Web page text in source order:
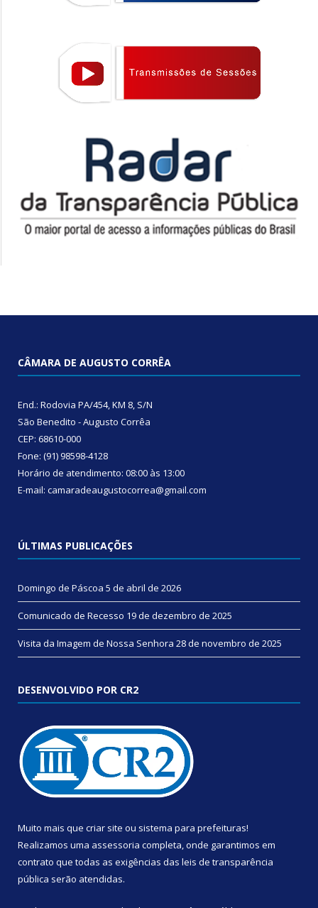
CÂMARA DE AUGUSTO CORRÊA
End.: Rodovia PA/454, KM 8, S/N
São Benedito - Augusto Corrêa
CEP: 68610-000
Fone: (91) 98598-4128
Horário de atendimento: 08:00 às 13:00
E-mail: camaradeaugustocorrea@gmail.com
ÚLTIMAS PUBLICAÇÕES
Domingo de Páscoa 5 de abril de 2026
Comunicado de Recesso 19 de dezembro de 2025
Visita da Imagem de Nossa Senhora 28 de novembro de 2025
DESENVOLVIDO POR CR2
Muito mais que criar site ou sistema para prefeituras!
Realizamos uma assessoria completa, onde garantimos em
contrato que todas as exigências das leis de transparência
pública serão atendidas.